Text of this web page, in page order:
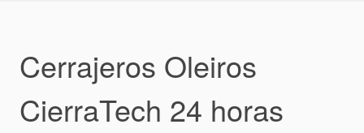
Cerrajeros Oleiros
CierraTech 24 horas